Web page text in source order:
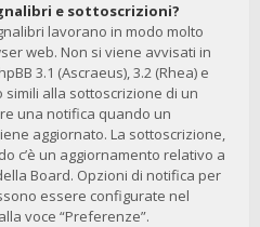
e sottoscrizioni?
lavorano in modo molto
web. Non si viene avvisati in
3.1 (Ascraeus), 3.2 (Rhea) e
simili alla sottoscrizione di un
una notifica quando un
aggiornato. La sottoscrizione,
c’è un aggiornamento relativo a
Board. Opzioni di notifica per
essere configurate nel
voce “Preferenze”.